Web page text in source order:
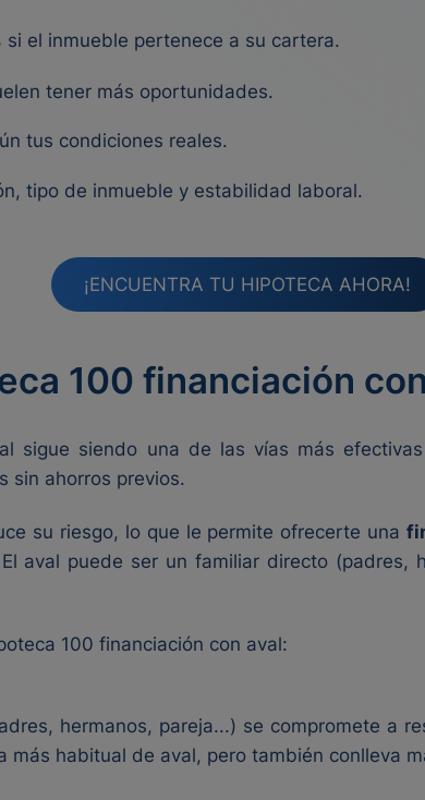
si el inmueble pertenece a su cartera.
tener más oportunidades.
tus condiciones reales.
tipo de inmueble y estabilidad laboral.
¡ENCUENTRA TU HIPOTECA AHORA!
100 financiación
sigue siendo una de las vías más
sin ahorros previos.
su riesgo, lo que le permite ofrecerte una
aval puede ser un familiar directo (padres,
100 financiación con aval:
hermanos, pareja...) se compromete a
más habitual de aval, pero también conlleva